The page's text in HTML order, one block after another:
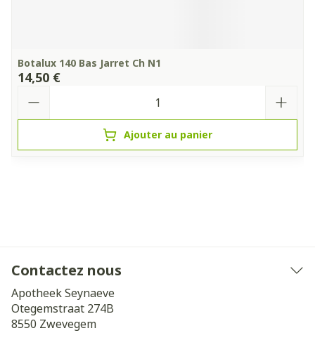
Botalux 140 Bas Jarret Ch N1
14,50 €
Ajouter au panier
Contactez nous
Apotheek Seynaeve
Otegemstraat 274B
8550 Zwevegem